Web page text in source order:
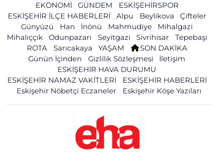
EKONOMİ
GÜNDEM
ESKİŞEHİRSPOR
ESKİŞEHİR İLÇE HABERLERİ
Alpu Beylikova
Çifteler
Günyüzü
Han İnönü Mahmudiye
Mihalgazi
Mihalıççık
Odunpazarı Seyitgazi Sivrihisar
Tepebaşı
ROTA
Sarıcakaya YAŞAM
SON DAKİKA
Günün İçinden
Gizlilik Sözleşmesi
İletişim
ESKİŞEHİR HAVA DURUMU
ESKİŞEHİR NAMAZ VAKİTLERİ
ESKİŞEHİR HABERLERİ
Eskişehir Nöbetçi Eczaneler
Eskişehir Köşe Yazıları